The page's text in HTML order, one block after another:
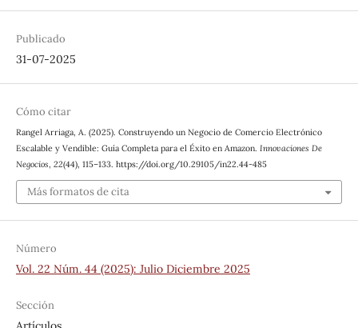
Publicado
31-07-2025
Cómo citar
Rangel Arriaga, A. (2025). Construyendo un Negocio de Comercio Electrónico
Escalable y Vendible: Guía Completa para el Éxito en Amazon. Innovaciones De
Negocios, 22(44), 115–133. https://doi.org/10.29105/in22.44-485
Más formatos de cita
Número
Vol. 22 Núm. 44 (2025): Julio Diciembre 2025
Sección